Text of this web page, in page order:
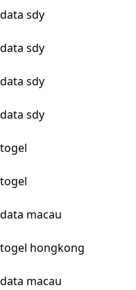
data sdy
data sdy
data sdy
data sdy
togel
togel
data macau
togel hongkong
data macau